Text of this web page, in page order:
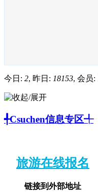
今日: 2, 昨日: 18153, 会员:
╃Csuchen信息专区╃
旅游在线报名
链接到外部地址